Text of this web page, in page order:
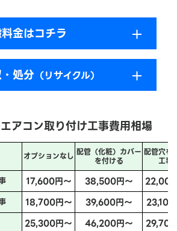
金はコチラ
処分 （リサイクル）
アコン取り付け工事費用相場
オプションなし 配管（化粧）カバー
を付ける
配管穴を
工事
17,600円～ 38,500円～ 22,000
18,700円～ 39,600円～ 23,100
25,300円～ 46,200円～ 29,700